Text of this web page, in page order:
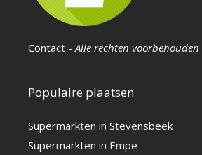
Contact - Alle rechten voorbehouden
Populaire plaatsen
Supermarkten in Stevensbeek
Supermarkten in Empe